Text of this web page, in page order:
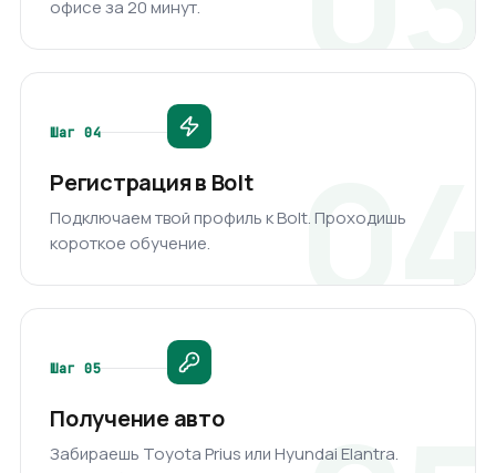
офисе за 20 минут.
Шаг 04
Регистрация в Bolt
Подключаем твой профиль к Bolt. Проходишь
короткое обучение.
Шаг 05
Получение авто
Забираешь Toyota Prius или Hyundai Elantra.